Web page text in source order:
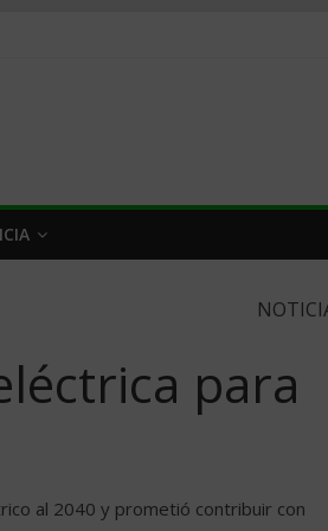
para
al 2040 y prometió contribuir con